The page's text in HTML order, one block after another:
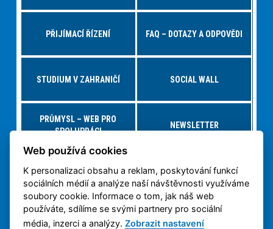
PŘIJÍMACÍ ŘÍZENÍ FAQ – DOTAZY A ODPOVĚDI
STUDIUM V ZAHRANIČÍ SOCIAL WALL
PRŮMYSL – WEB PRO
SPOLUPRÁCI
NEWSLETTER
NABÍDKY PRÁCE – JOBS FS VIRTUÁLNÍ PROHLÍDKA
3D TISK NA ČVUT
OCHRANA OSOBNÍCH
ÚDAJŮ
Web používá cookies
K personalizaci obsahu a reklam, poskytování funkcí
sociálních médií a analýze naší návštěvnosti využíváme
soubory cookie. Informace o tom, jak náš web
používáte, sdílíme se svými partnery pro sociální
média, inzerci a analýzy.Zobrazit nastavení